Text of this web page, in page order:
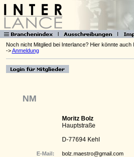
Noch nicht Mitglied bei Interlance? Hier könnte
->Anmeldung
NM
Moritz Bolz
Hauptstraße
D-77694 Kehl
E-Mail: bolz.maestro@gmail.com